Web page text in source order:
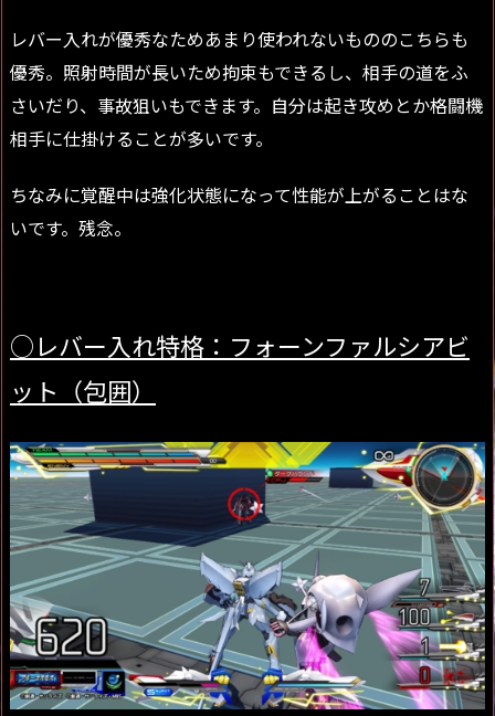
レバー入れが優秀なためあまり使われないもののこちらも
優秀。照射時間が長いため拘束もできるし、相手の道をふ
さいだり、事故狙いもできます。自分は起き攻めとか格闘機
相手に仕掛けることが多いです。
ちなみに覚醒中は強化状態になって性能が上がることはな
いです。残念。
○レバー入れ特格：フォーンファルシアビ
ット（包囲）